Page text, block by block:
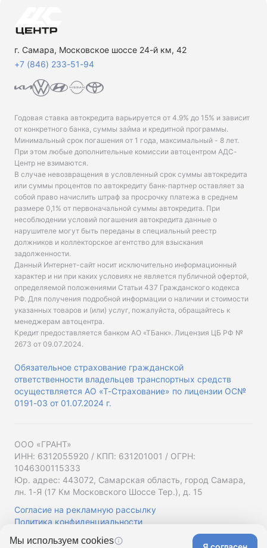
г. Самара, Московское шоссе 24-й км, 42
+7 (846) 233-51-94
Годовая ставка автокредита варьируется от 4.9% до 15% и зависит
от конкретного банка, суммы займа и кредитной программы.
Минимальный срок погашения от 1 года, максимальный - 8 лет.
При этом любые дополнительные комиссии автоцентром АДС-
Центр не взимаются.
В случае невозвращения в условленный срок суммы автокредита
или суммы процентов по автокредиту банк-партнер оставляет за
собой право начислить штраф за просрочку платежа в среднем
размере 0,1% от первоначальной суммы автокредита. При
несоблюдении условий погашения автокредита данные о
нарушителе могут быть переданы в специальный реестр
должников и коллекторское агентство для взыскания
задолженности.
Данный Интернет-сайт носит исключительно информационный
характер и ни при каких условиях не является публичной офертой,
определяемой положениями Статьи 437 Гражданского кодекса
РФ. Для получения подробной информации о наличии и стоимости
указанных товаров и (или) услуг, пожалуйста, обращайтесь к
менеджерам автоцентра.
Кредит предоставляется банком АО «ТБанк». Лицензия ЦБ РФ №
2673 от 09.07.2024.
Обязательное страхование гражданской
ответственности владельцев транспортных средств
осуществляется АО «Т-Страхование» по лицензии ОС№
0191-03 от 01.07.2024 г.
ООО «ГРАНТ»
ИНН: 6312055920 / КПП: 631201001 / ОГРН:
1046300115333
Юр. адрес: 443072, Самарская область, город Самара,
лн. 1-Я (17 Км Московского Шоссе Тер.), д. 15
Согласие на рекламную рассылку
Политика конфиденциальности
Мы используем cookies